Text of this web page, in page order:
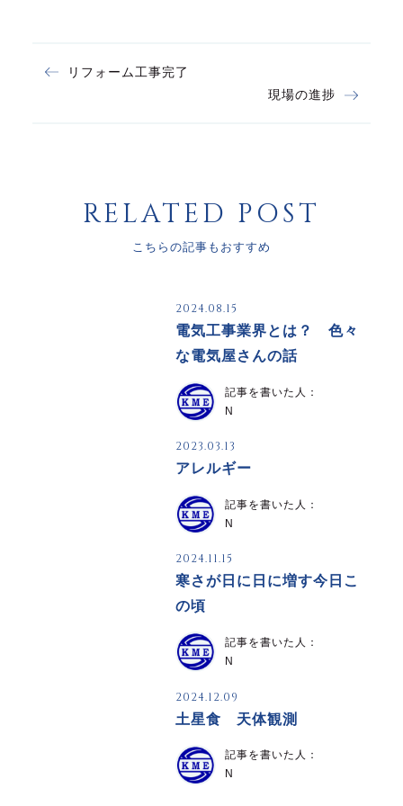
リフォーム工事完了
現場の進捗
RELATED POST
こちらの記事もおすすめ
2024.08.15
電気工事業界とは？ 色々
な電気屋さんの話
記事を書いた人：
N
2023.03.13
アレルギー
記事を書いた人：
N
2024.11.15
寒さが日に日に増す今日こ
の頃
記事を書いた人：
N
2024.12.09
土星食 天体観測
記事を書いた人：
N